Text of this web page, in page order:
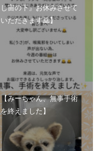
じ宙の下』お休みさせて
いただきます🙇】
【みーちゃん、無事手術
を終えました】